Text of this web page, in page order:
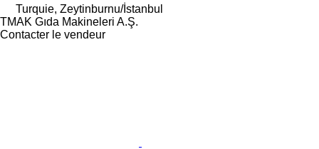
Turquie, Zeytinburnu/İstanbul
TMAK Gıda Makineleri A.Ş.
Contacter le vendeur